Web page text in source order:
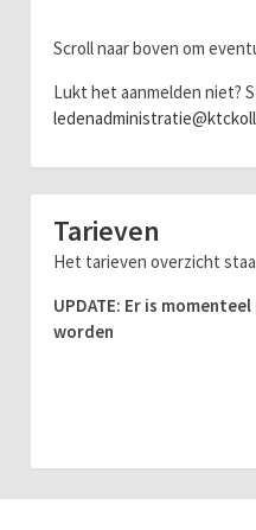
Scroll naar boven om
Lukt het aanmelden niet?
Tarieven
Het tarieven overzicht
UPDATE: Er is
worden